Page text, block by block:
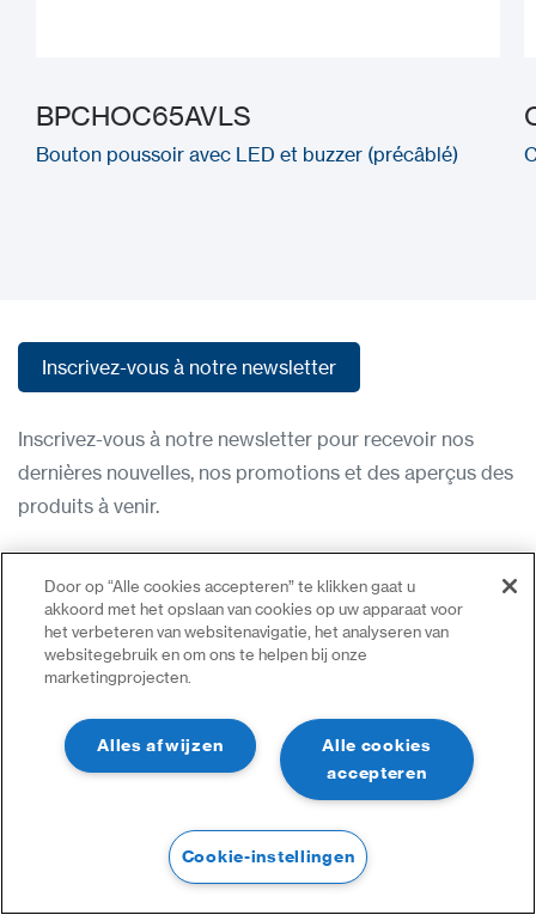
BPCHOC65AVLS
Bouton poussoir avec LED et buzzer (précâblé)
Inscrivez-vous à notre newsletter
Inscrivez-vous à notre newsletter pour recevoir nos
dernières nouvelles, nos promotions et des aperçus des
produits à venir.
Condititions d'utilisation
Politique de confidentialité
Nous contacter
Se connecter
Plan du site
©2023 Tous droits réservés | CDVI
Door op “Alle cookies accepteren” te klikken gaat u
akkoord met het opslaan van cookies op uw apparaat voor
het verbeteren van websitenavigatie, het analyseren van
websitegebruik en om ons te helpen bij onze
marketingprojecten.
Alle cookies
accepteren
Alles afwijzen
Cookie-instellingen